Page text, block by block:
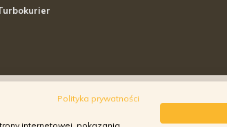
Polityka prywatności